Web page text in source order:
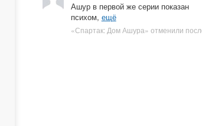
Ашур в первой же серии показан
психом, ещё